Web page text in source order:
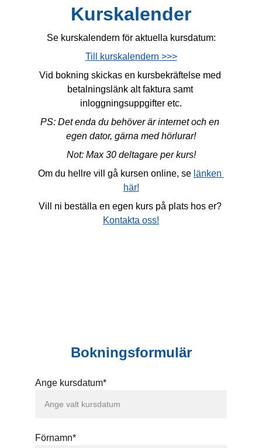
Kurskalender
Se kurskalendern för aktuella kursdatum:
Till kurskalendern >>>
Vid bokning skickas en kursbekräftelse med
betalningslänk alt faktura samt
inloggningsuppgifter etc.
PS: Det enda du behöver är internet och en
egen dator, gärna med hörlurar!
Not: Max 30 deltagare per kurs!
Om du hellre vill gå kursen online, se länken
här!
Vill ni beställa en egen kurs på plats hos er?
Kontakta oss!
Ange kursdatum*
Förnamn*
Bokningsformulär